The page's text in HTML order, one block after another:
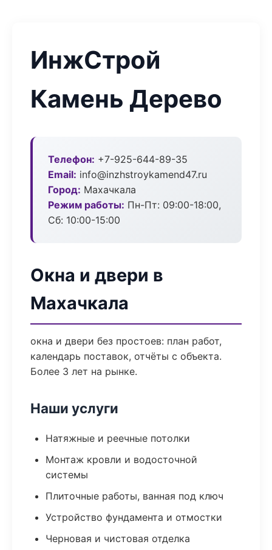
ИнжСтрой
Камень Дерево
Телефон: +7-925-644-89-35
Email: info@inzhstroykamend47.ru
Город: Махачкала
Режим работы: Пн-Пт: 09:00-18:00,
Сб: 10:00-15:00
Окна и двери в
Махачкала
окна и двери без простоев: план работ,
календарь поставок, отчёты с объекта.
Более 3 лет на рынке.
Наши услуги
Натяжные и реечные потолки
Монтаж кровли и водосточной
системы
Плиточные работы, ванная под ключ
Устройство фундамента и отмостки
Черновая и чистовая отделка